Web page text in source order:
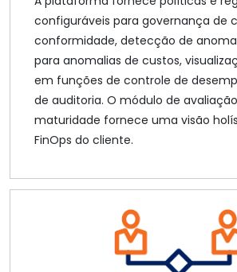
configuráveis para governança de
conformidade, detecção de
para anomalias de custos,
em funções de controle de
de auditoria. O módulo de
maturidade fornece uma visão
FinOps do cliente.